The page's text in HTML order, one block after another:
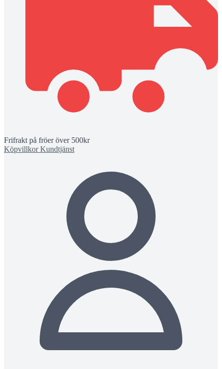
Frifrakt på fröer över 500kr
KöpvillkorKundtjänst